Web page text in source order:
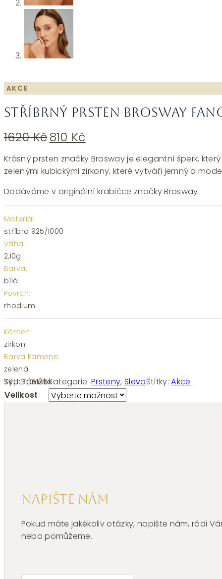
AKCE
Stříbrný prsten Brosway
1620KčPůvodní
cena
byla:
1620 Kč.
810 Kč
cena
je:
810 Kč.
Krásný prsten značky Brosway je elegantní šperk,
zelenými kubickými zirkony, které vytváří jemný a
Dodáváme v originální krabičce značky Brosway
Materiál:
stříbro 925/1000
Váha:
2,10g
Barva:
bílá
Povrch:
rhodium
Kámen:
zirkon
Barva kamene:
zelená
SKU:FLG125Kategorie:Prsteny,SlevaŠtítky:Akce
Typ:Dámské
Velikost
Napište nám
Pokud máte jakékoliv otázky, napište nám, rádi
nebo pomůžeme.